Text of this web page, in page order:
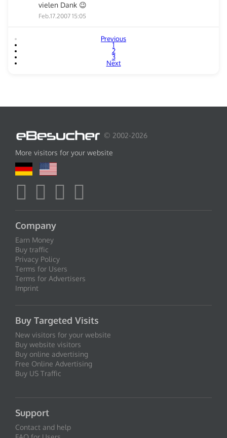
vielen Dank 😉
Feb.17.2007 15:05
Previous
1
2
3
Next
© 2002-2026
More visitors for your website
Company
Earn Money
Buy traffic
Privacy Policy
Terms for Users
Terms for Advertisers
Imprint
Buy Targeted Visits
New visitors for your website
Buy website visitors
Buy online advertising
Free Online Advertising
Buy US Traffic
Support
Contact and help